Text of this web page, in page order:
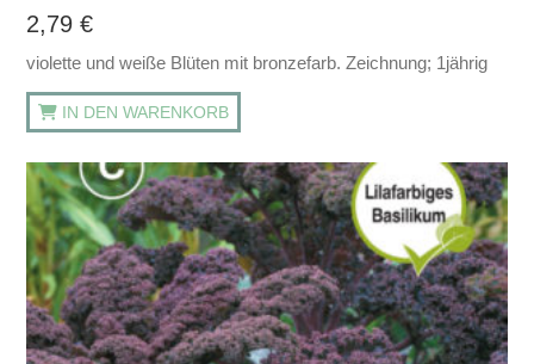
2,79€
violette und weiße Blüten mit bronzefarb. Zeichnung; 1jährig
IN DEN WARENKORB